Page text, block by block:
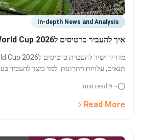
In-depth News and Analysis
איך להעביר כרטיסים לFIFA World Cup 2026
תנאים, עלויות ויתרונות. למד כיצד להעביר
~ 9 min read
Read More